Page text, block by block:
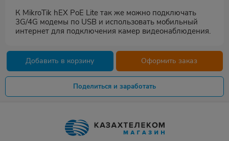
К MikroTik hEX PoE Lite так же можно подключать
3G/4G модемы по USB и использовать мобильный
интернет для подключения камер видеонаблюдения.
Добавить в корзину Оформить заказ
Поделиться и заработать